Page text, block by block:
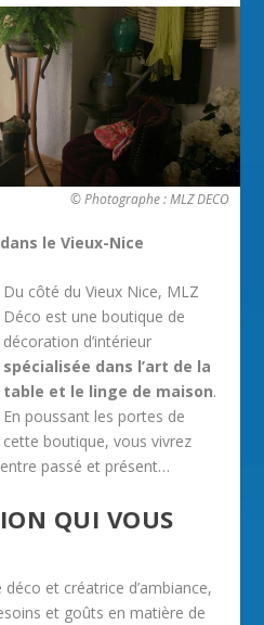
© Photographe : MLZ DECO
le Vieux-Nice
Du côté du Vieux Nice, MLZ
Déco est une boutique de
décoration d’intérieur
spécialisée dans l’art de la
table et le linge de maison.
En poussant les portes de
cette boutique, vous vivrez
passé et présent…
QUI VOUS
et créatrice d’ambiance,
et goûts en matière de